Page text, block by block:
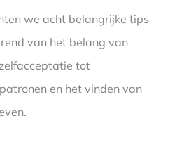
we acht belangrijke tips
van het belang van
tot
en het vinden van